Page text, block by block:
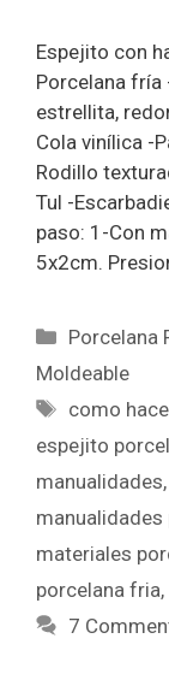
Espejito con
Porcelana
estrellita,
Cola vinílica -
Rodillo
Tul -
paso: 1-Con
5x2cm.
Porcelana
Moldeable
como
espejito
manualidades,
materiales
porcelana fria,
7